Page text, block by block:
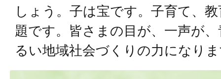
しょう。子は宝です。子育て、
題です。皆さまの目が、一声が
るい地域社会づくりの力になり